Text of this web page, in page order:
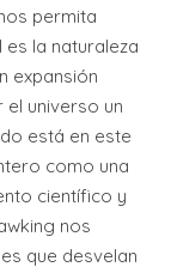
permita
la naturaleza
expansión
el universo un
está en este
como una
científico y
nos
que desvelan